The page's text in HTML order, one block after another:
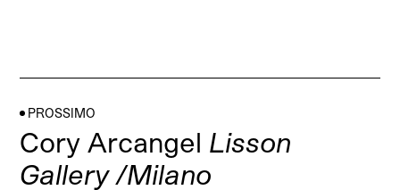
PROSSIMO
Cory Arcangel Lisson
Gallery /Milano